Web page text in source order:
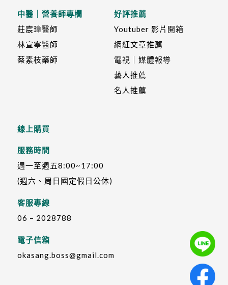
中醫｜營養師專欄
莊宸瑋醫師
林宣寧醫師
蔡素枝藥師
好評推薦
Youtuber 影片開箱
網紅文章推薦
電視｜媒體報導
藝人推薦
名人推薦
線上購買
服務時間
週一至週五8:00~17:00
(週六、周日國定假日公休)
客服專線
06 – 2028788
電子信箱
okasang.boss@gmail.com